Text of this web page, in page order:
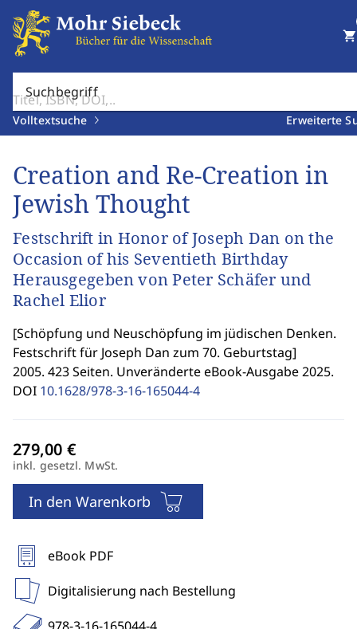
Suchbegriff
Volltextsuche Erweiterte
shopping_cart
Creation and Re-Creation in
Jewish Thought
Festschrift in Honor of Joseph Dan on the
Occasion of his Seventieth Birthday
Herausgegeben von Peter Schäfer und
Rachel Elior
[Schöpfung und Neuschöpfung im jüdischen Denken.
Festschrift für Joseph Dan zum 70. Geburtstag]
2005. 423 Seiten. Unveränderte eBook-Ausgabe 2025.
DOI 10.1628/978-3-16-165044-4
inkl. gesetzl. MwSt.
In den Warenkorb
eBook PDF
Digitalisierung nach Bestellung